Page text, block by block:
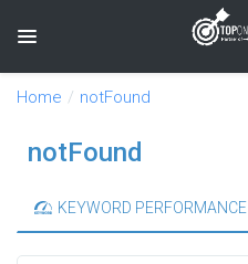
Toggle navigation
Home notFound
notFound
KEYWORD PERFORMANCE